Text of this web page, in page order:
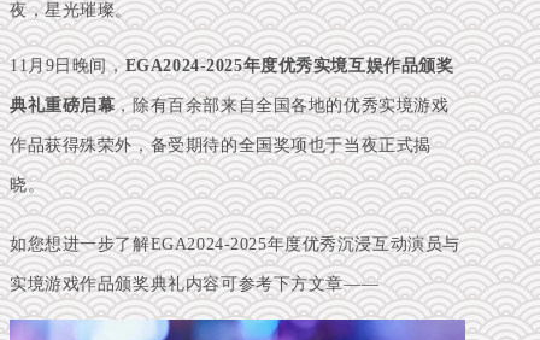
夜，星光璀璨。
11月9日晚间，EGA2024-2025年度优秀实境互娱作品颁奖
典礼重磅启幕，除有百余部来自全国各地的优秀实境游戏
作品获得殊荣外，备受期待的全国奖项也于当夜正式揭
晓。
如您想进一步了解EGA2024-2025年度优秀沉浸互动演员与
实境游戏作品颁奖典礼内容可参考下方文章——